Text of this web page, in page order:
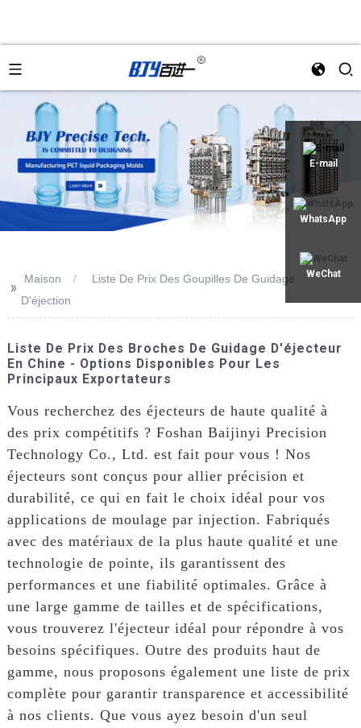
E-mail
WhatsApp
WeChat
>> Maison
Liste De Prix Des Goupilles De Guidage
D'éjection
Liste De Prix Des Broches De Guidage D'éjecteur
En Chine - Options Disponibles Pour Les
Principaux Exportateurs
Vous recherchez des éjecteurs de haute qualité à
des prix compétitifs ? Foshan Baijinyi Precision
Technology Co., Ltd. est fait pour vous ! Nos
éjecteurs sont conçus pour allier précision et
durabilité, ce qui en fait le choix idéal pour vos
applications de moulage par injection. Fabriqués
avec des matériaux de la plus haute qualité et une
technologie de pointe, ils garantissent des
performances et une fiabilité optimales. Grâce à
une large gamme de tailles et de spécifications,
vous trouverez l'éjecteur idéal pour répondre à vos
besoins spécifiques. Outre des produits haut de
gamme, nous proposons également une liste de prix
complète pour garantir transparence et accessibilité
à nos clients. Que vous ayez besoin d'un seul